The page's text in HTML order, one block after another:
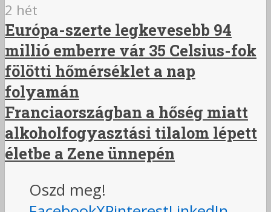
2 hét
Európa-szerte legkevesebb 94
millió emberre vár 35 Celsius-fok
fölötti hőmérséklet a nap
folyamán
Franciaországban a hőség miatt
alkoholfogyasztási tilalom lépett
életbe a Zene ünnepén
Oszd meg!